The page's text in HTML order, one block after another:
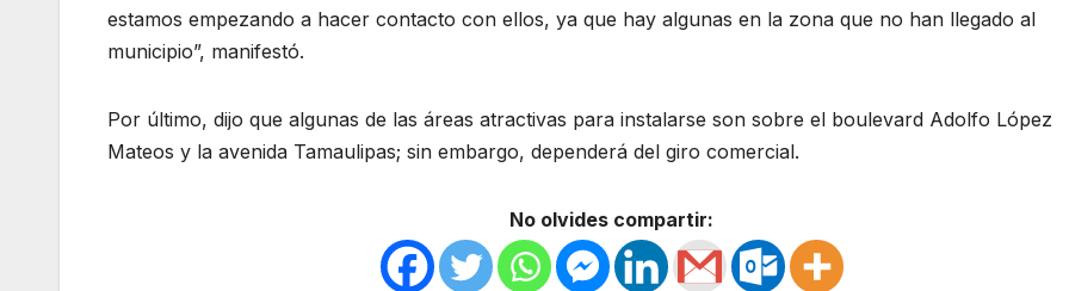
estamos empezando a hacer contacto con ellos, ya que hay algunas en la zona que no han llegado al
municipio”, manifestó.
Por último, dijo que algunas de las áreas atractivas para instalarse son sobre el boulevard Adolfo López
Mateos y la avenida Tamaulipas; sin embargo, dependerá del giro comercial.
No olvides compartir: